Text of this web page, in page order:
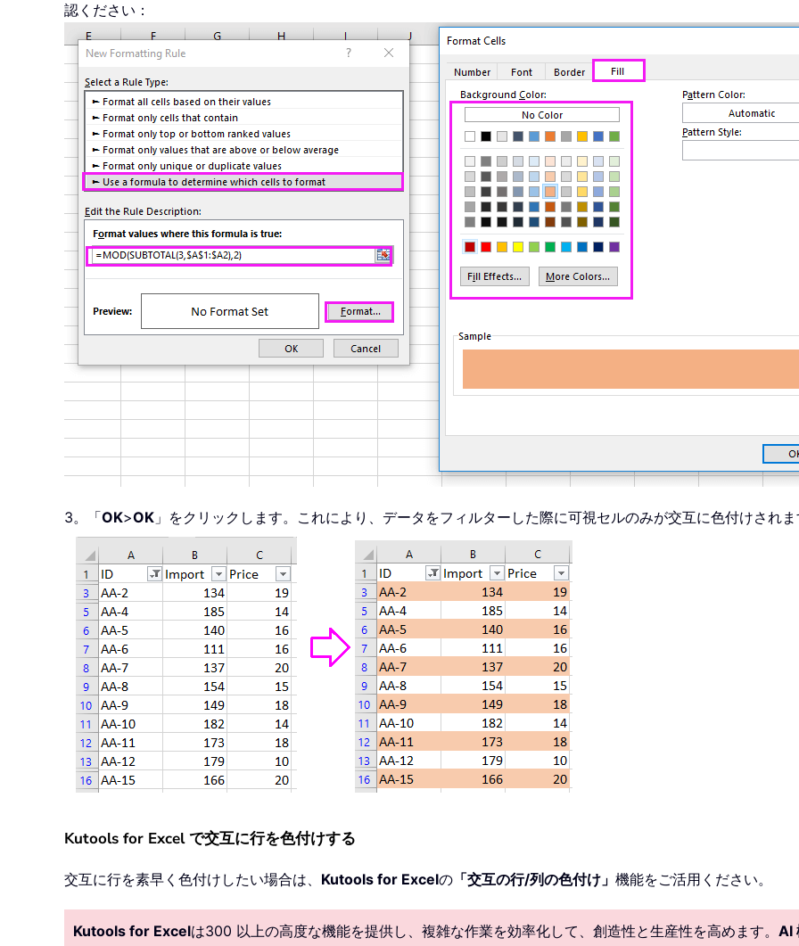
認ください：
3。「OK>OK 」をクリックします。これにより、データをフィルターした際に可視セルのみが交互に色付けされ
Kutools for Excel で交互に行を色付けする
交互に行を素早く色付けしたい場合は、 Kutools for Excelの 「交互の行/列の色付け」 機能をご活用ください。
Kutools for Excelは300 以上の高度な機能を提供し、複雑な作業を効率化して、創造性と生産性を高めます。 AI